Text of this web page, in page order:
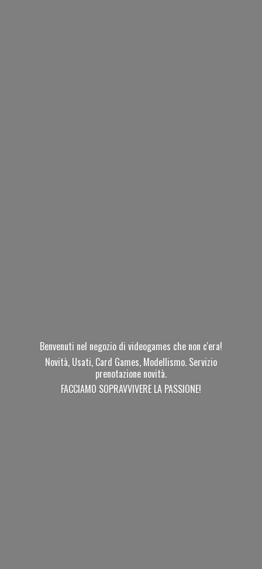
Benvenuti nel negozio di videogames che non c'era!
Novità, Usati, Card Games, Modellismo. Servizio
prenotazione novità.
FACCIAMO SOPRAVVIVERE LA PASSIONE!